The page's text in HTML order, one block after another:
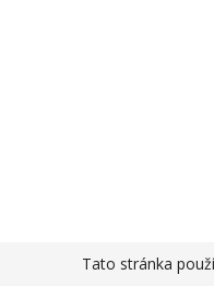
Tato stránka